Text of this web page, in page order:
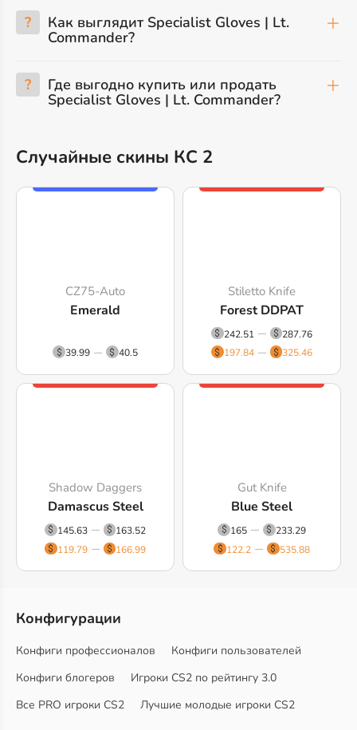
? Как выглядит Specialist Gloves | Lt.
Commander?
? Где выгодно купить или продать
Specialist Gloves | Lt. Commander?
Случайные скины КС 2
CZ75-Auto
Emerald
39.99 40.5
Stiletto Knife
Forest DDPAT
242.51
287.76
197.84
325.46
Shadow Daggers
Damascus Steel
145.63
163.52
119.79
166.99
Gut Knife
Blue Steel
165
233.29
122.2
535.88
Конфигурации
Конфиги профессионалов
Конфиги пользователей
Конфиги блогеров
Игроки CS2 по рейтингу 3.0
Все PRO игроки CS2
Лучшие молодые игроки CS2